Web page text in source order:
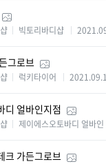
빅토리바디샵
그로브
럭키타이어
디 얼바인지점
제이에스오토바디 얼바인
크 가든그로브